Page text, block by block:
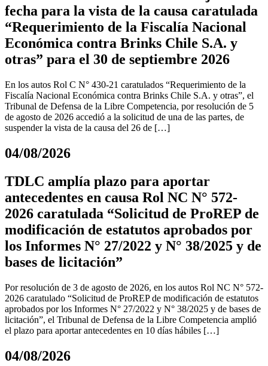
fecha para la vista de la causa caratulada
“Requerimiento de la Fiscalía Nacional
Económica contra Brinks Chile S.A. y
otras” para el 30 de septiembre 2026
En los autos Rol C N° 430-21 caratulados “Requerimiento de la
Fiscalía Nacional Económica contra Brinks Chile S.A. y otras”, el
Tribunal de Defensa de la Libre Competencia, por resolución de 5
de agosto de 2026 accedió a la solicitud de una de las partes, de
suspender la vista de la causa del 26 de […]
04/08/2026
TDLC amplía plazo para aportar
antecedentes en causa Rol NC N° 572-
2026 caratulada “Solicitud de ProREP de
modificación de estatutos aprobados por
los Informes N° 27/2022 y N° 38/2025 y de
bases de licitación”
Por resolución de 3 de agosto de 2026, en los autos Rol NC N° 572-
2026 caratulado “Solicitud de ProREP de modificación de estatutos
aprobados por los Informes N° 27/2022 y N° 38/2025 y de bases de
licitación”, el Tribunal de Defensa de la Libre Competencia amplió
el plazo para aportar antecedentes en 10 días hábiles […]
04/08/2026